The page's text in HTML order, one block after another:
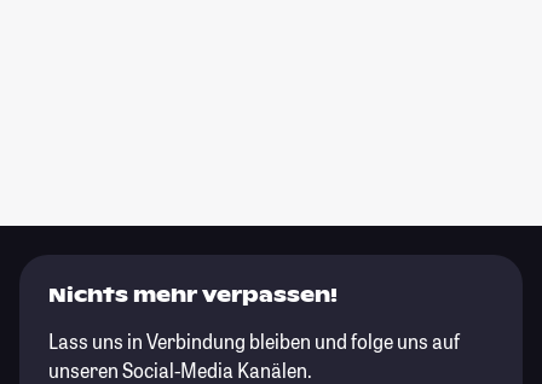
Nichts mehr verpassen!
Lass uns in Verbindung bleiben und folge uns auf
unseren Social-Media Kanälen.